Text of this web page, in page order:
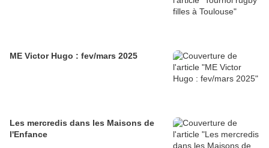
ME Victor Hugo : fev/mars 2025
Les mercredis dans les Maisons de
l'Enfance